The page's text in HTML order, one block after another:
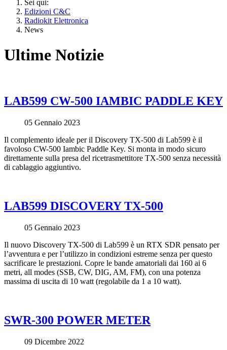
Sei qui:
Edizioni C&C
Radiokit Elettronica
News
Ultime Notizie
LAB599 CW-500 IAMBIC PADDLE KEY
05 Gennaio 2023
Il complemento ideale per il Discovery TX-500 di Lab599 è il
favoloso CW-500 Iambic Paddle Key. Si monta in modo sicuro
direttamente sulla presa del ricetrasmettitore TX-500 senza necessità
di cablaggio aggiuntivo.
LAB599 DISCOVERY TX-500
05 Gennaio 2023
Il nuovo Discovery TX-500 di Lab599 è un RTX SDR pensato per
l’avventura e per l’utilizzo in condizioni estreme senza per questo
sacrificare le prestazioni. Copre le bande amatoriali dai 160 ai 6
metri, all modes (SSB, CW, DIG, AM, FM), con una potenza
massima di uscita di 10 watt (regolabile da 1 a 10 watt).
SWR-300 POWER METER
09 Dicembre 2022